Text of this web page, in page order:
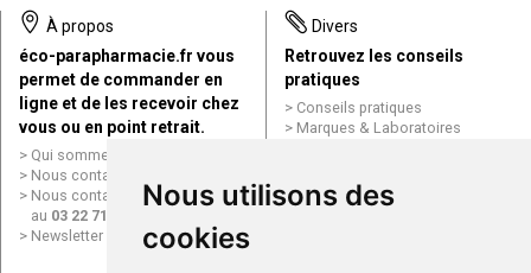
Nous utilisons des
cookies
À propos
éco-parapharmacie.fr vous
permet de commander en
ligne et de les recevoir chez
vous ou en point retrait.
Qui sommes nous ?
Nous contacter par e-mail
Nous contacter par téléphone
au 03 22 71 64 10
Newsletter
Divers
Retrouvez les conseils
pratiques
Conseils pratiques
Marques & Laboratoires
Mentions légales
Données personnelles